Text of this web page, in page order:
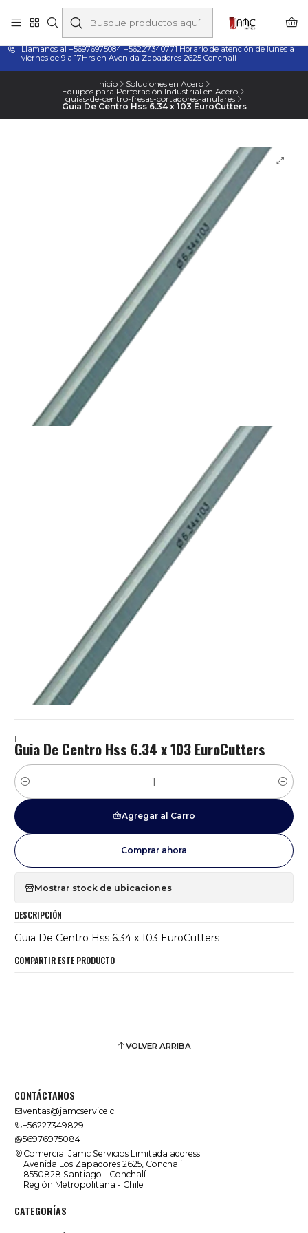
Taladros Magnéticos en Chile | Venta, Arriendo y Servicio
Técnico
Llamanos al +56976975084 +56227340771 Horario de atención de lunes a
viernes de 9 a 17Hrs en Avenida Zapadores 2625 Conchali
Inicio Soluciones en Acero
Equipos para Perforación Industrial en Acero
guias-de-centro-fresas-cortadores-anulares
Guia De Centro Hss 6.34 x 103 EuroCutters
|
Guia De Centro Hss 6.34 x 103 EuroCutters
Cantidad
Agregar al Carro
Comprar ahora
Mostrar stock de ubicaciones
DESCRIPCIÓN
Guia De Centro Hss 6.34 x 103 EuroCutters
COMPARTIR ESTE PRODUCTO
VOLVER ARRIBA
CONTÁCTANOS
ventas@jamcservice.cl
+56227349829
56976975084
Comercial Jamc Servicios Limitada address
Avenida Los Zapadores 2625, Conchali
8550828 Santiago - Conchalí
Región Metropolitana - Chile
CATEGORÍAS